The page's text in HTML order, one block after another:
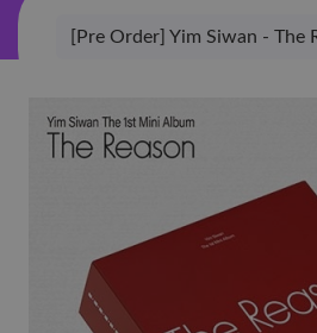
(Winkel)
[Pre Order] Yim Siwan - The